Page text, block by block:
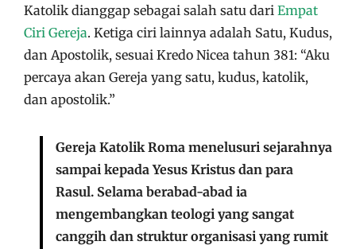
Katolik dianggap sebagai salah satu dari Empat
Ciri Gereja. Ketiga ciri lainnya adalah Satu, Kudus,
dan Apostolik, sesuai Kredo Nicea tahun 381: “Aku
percaya akan Gereja yang satu, kudus, katolik,
dan apostolik.”
Gereja Katolik Roma menelusuri sejarahnya
sampai kepada Yesus Kristus dan para
Rasul. Selama berabad-abad ia
mengembangkan teologi yang sangat
canggih dan struktur organisasi yang rumit